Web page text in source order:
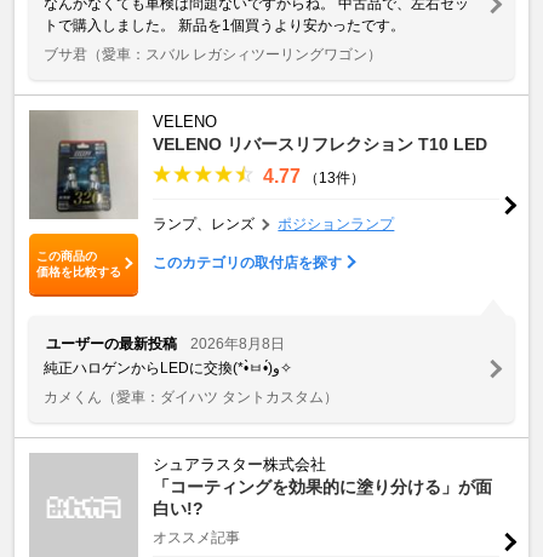
トで購入しました。 新品を1個買うより安かったです。
ブサ君 （愛車：スバル レガシィツーリングワゴン）
この商品の
価格を比較する
VELENO
VELENO リバースリフレクション T10 LED
4.77 （13件）
ランプ、レンズ ポジションランプ
このカテゴリの取付店を探す
ユーザーの最新投稿
2026年8月8日
純正ハロゲンからLEDに交換(*•̀ㅂ•́)و✧
カメくん （愛車：ダイハツ タントカスタム）
シュアラスター株式会社
「コーティングを効果的に塗り分ける」が面
白い!?
オススメ記事